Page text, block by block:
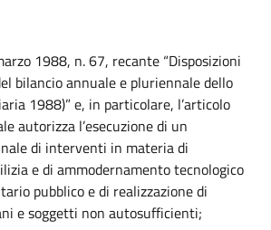
1988, n. 67, recante “Disposizioni
bilancio annuale e pluriennale dello
1988)” e, in particolare, l’articolo
autorizza l’esecuzione di un
di interventi in materia di
e di ammodernamento tecnologico
pubblico e di realizzazione di
e soggetti non autosufficienti;